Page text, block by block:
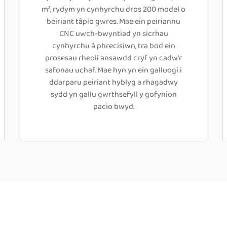
m², rydym yn cynhyrchu dros 200 model o
beiriant tâpio gwres. Mae ein peiriannu
CNC uwch-bwyntiad yn sicrhau
cynhyrchu â phrecisiwn, tra bod ein
prosesau rheoli ansawdd cryf yn cadw'r
safonau uchaf. Mae hyn yn ein galluogi i
ddarparu peiriant hyblyg a rhagadwy
sydd yn gallu gwrthsefyll y gofynion
pacio bwyd.